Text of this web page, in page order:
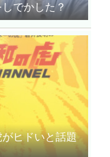
でかした？
ヒドいと話題